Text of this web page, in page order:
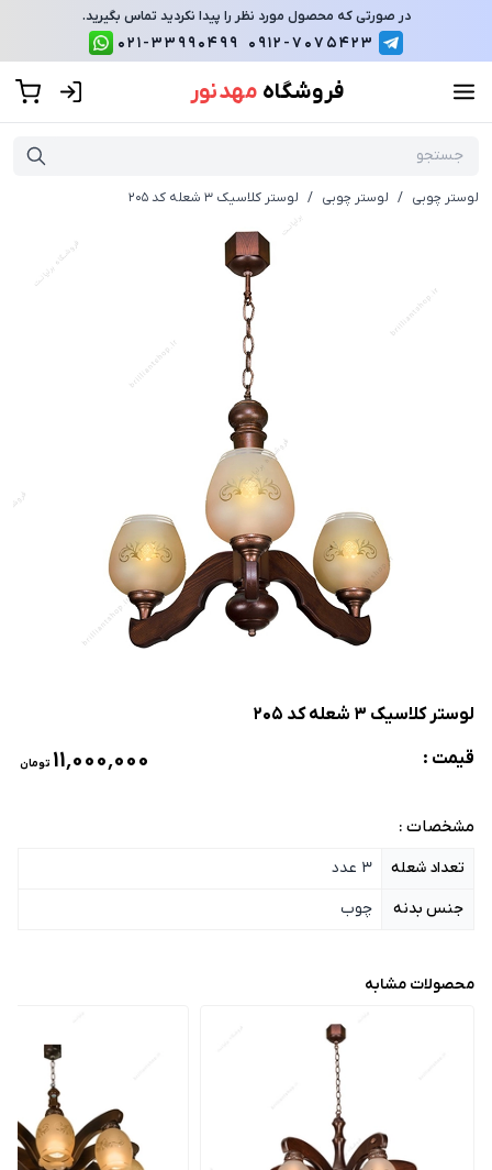
در صورتی که محصول مورد نظر را پیدا نکردید تماس بگیرید.
0912-7075423
021-33990499
فروشگاه مهد نور
لوستر چوبی / لوستر چوبی / لوستر کلاسیک 3 شعله کد 205
لوستر کلاسیک 3 شعله کد 205
قیمت :
۱۱٬۰۰۰٬۰۰۰ تومان
مشخصات :
تعداد شعله
3 عدد
جنس بدنه
چوب
محصولات مشابه